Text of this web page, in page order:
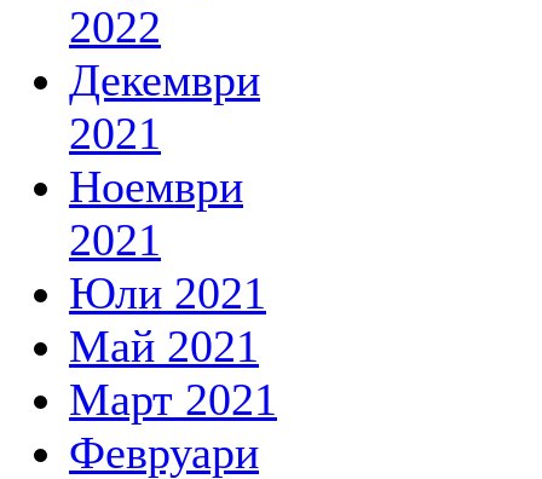
2022
Декември
2021
Ноември
2021
Юли 2021
Май 2021
Март 2021
Февруари